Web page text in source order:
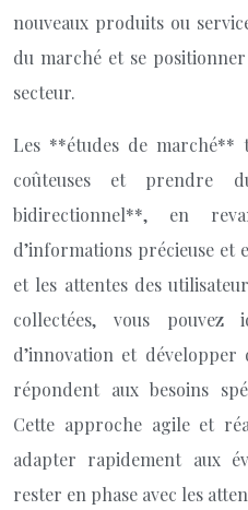
nouveaux produits ou
du marché et se
secteur.
Les **études de marché**
coûteuses et prendre
bidirectionnel**, en
d’informations précieuse et
et les attentes des
collectées, vous pouvez
d’innovation et
répondent aux besoins
Cette approche agile et
adapter rapidement aux
rester en phase avec les